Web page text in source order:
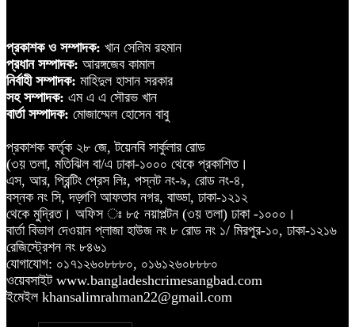
প্রকাশক ও সম্পাদক: খান সেলিম রহমান
প্রধান সম্পাদক: আরঙ্গজেব কামাল
নির্বাহী সম্পাদক: মাহিদুল হাসান সরকার
সহ সম্পাদক: এম এ এ সৌরভ খান
বার্তা সম্পাদক: মোজাম্মেল হোসেন বাবু
প্রকাশক কর্তৃক ২৮ জে, টয়েনবি সার্কুলার রোড
(৩য় তলা, মতিঝিল বা/এ ঢাকা-১০০০ থেকে প্রকাশিত।
এস, আর, প্রিন্টিং প্রেস লিঃ, পস্নট নং-৯, রোড নং-৪,
বস্নক নং সি, দড়্গণি আফতাব নগর, বাড্ডা, ঢাকা-১২১২
থেকে মুদ্রিত। অফিস ঃ ৮৫ নয়াপল্টন (৩য় তলা) ঢাকা -১০০০।
বার্তা বিভাগ দেওয়ান প্লাজা হাউজ নং ৮ রোড নং ১/ মিরপুর-১০, ঢাকা-১২১৬
রেজিস্ট্রেশন নং ৮৪৬১
যোগাযোগ: ০১৭১২৬০৮৮৮০, ০১৬১২৬০৮৮৮০
ওয়েবসাইট www.bangladeshcrimesangbad.com
ইমেইল khansalimrahman22@gmail.com